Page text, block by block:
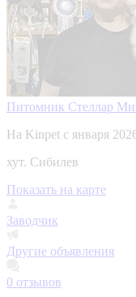
Питомник Стеллар
На Kinpet c января
хут. Сибилев
Показать на карте
Заводчик
Другие объявления
0 отзывов